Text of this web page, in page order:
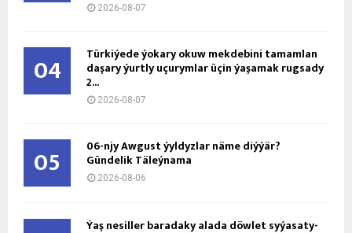
2026-08-07
04 Türkiýede ýokary okuw mekdebini tamamlan
daşary ýurtly uçurymlar üçin ýaşamak rugsady
2...
2026-08-07
05 06-njy Awgust ýyldyzlar näme diýýär?
Gündelik Täleýnama
2026-08-06
Ýaş ne­sil­ler ba­ra­da­ky ala­da döw­let sy­ýa­sa­ty­